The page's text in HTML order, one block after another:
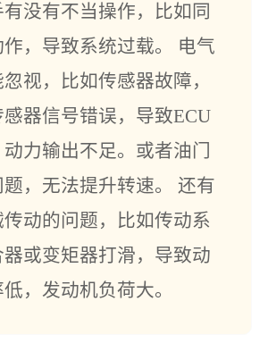
没有不当操作，比如同
作，导致系统过载。 电气
视，比如传感器故障，
感器信号错误，导致ECU
力输出不足。或者油门
，无法提升转速。 还有
动的问题，比如传动系
或变矩器打滑，导致动
，发动机负荷大。